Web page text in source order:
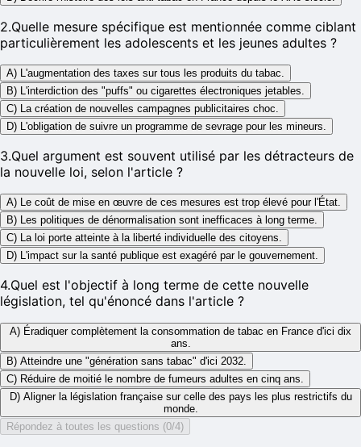
2.Quelle mesure spécifique est mentionnée comme ciblant
particulièrement les adolescents et les jeunes adultes ?
A) L'augmentation des taxes sur tous les produits du tabac.
B) L'interdiction des "puffs" ou cigarettes électroniques jetables.
C) La création de nouvelles campagnes publicitaires choc.
D) L'obligation de suivre un programme de sevrage pour les mineurs.
3.Quel argument est souvent utilisé par les détracteurs de
la nouvelle loi, selon l'article ?
A) Le coût de mise en œuvre de ces mesures est trop élevé pour l'État.
B) Les politiques de dénormalisation sont inefficaces à long terme.
C) La loi porte atteinte à la liberté individuelle des citoyens.
D) L'impact sur la santé publique est exagéré par le gouvernement.
4.Quel est l'objectif à long terme de cette nouvelle
législation, tel qu'énoncé dans l'article ?
A) Éradiquer complètement la consommation de tabac en France d'ici dix
ans.
B) Atteindre une "génération sans tabac" d'ici 2032.
C) Réduire de moitié le nombre de fumeurs adultes en cinq ans.
D) Aligner la législation française sur celle des pays les plus restrictifs du
monde.
Répondez à toutes les questions (0/4)